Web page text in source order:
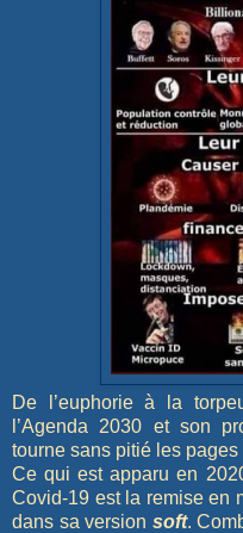
De l’euphorie à la
l’Agenda 2030 et son
tourne sans pitié les pages
Ce qui est apparu en
Covid-19 est la remise en
dans sa version soft.